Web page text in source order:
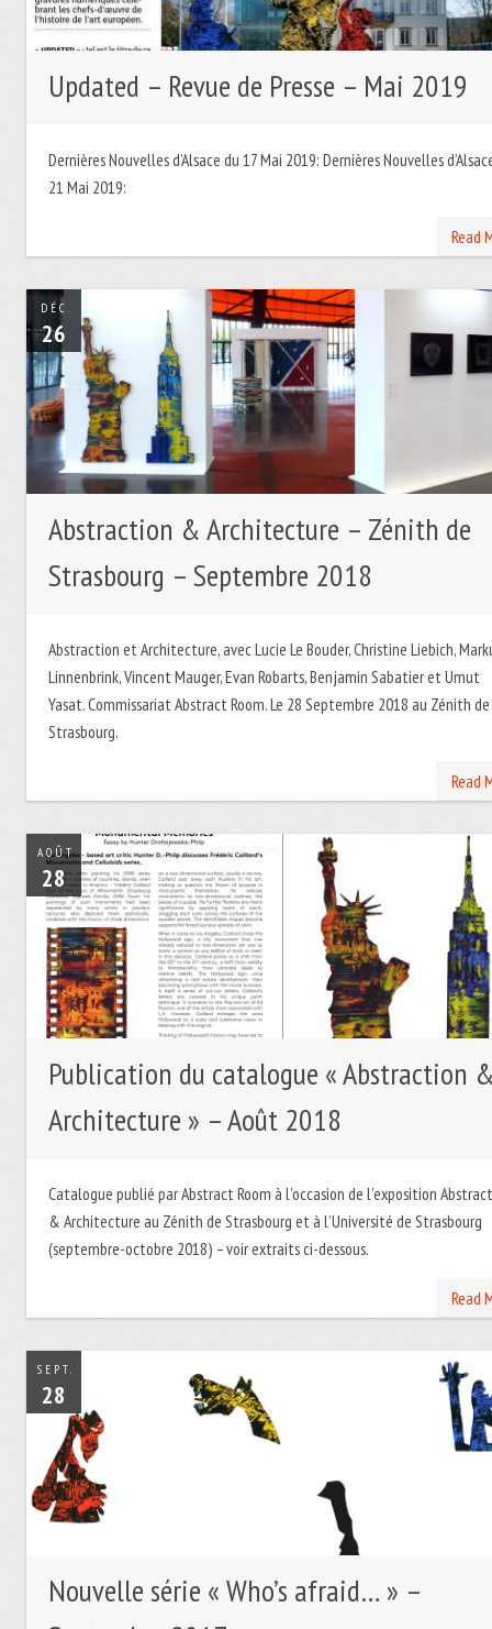
Updated – Revue de Presse – Mai 2019
Dernières Nouvelles d’Alsace du 17 Mai 2019: Dernières Nouvelles
21 Mai 2019:
Read
DÉC.
26
Abstraction & Architecture – Zénith de
Strasbourg – Septembre 2018
Abstraction et Architecture, avec Lucie Le Bouder, Christine Liebich,
Linnenbrink, Vincent Mauger, Evan Robarts, Benjamin Sabatier et Umut
Yasat. Commissariat Abstract Room. Le 28 Septembre 2018 au Zénith de
Strasbourg.
Read
AOÛT
28
Publication du catalogue « Abstraction
Architecture » – Août 2018
Catalogue publié par Abstract Room à l’occasion de l’exposition
& Architecture au Zénith de Strasbourg et à l’Université de Strasbourg
(septembre-octobre 2018) – voir extraits ci-dessous.
Read
SEPT.
28
Nouvelle série « Who’s afraid… » –